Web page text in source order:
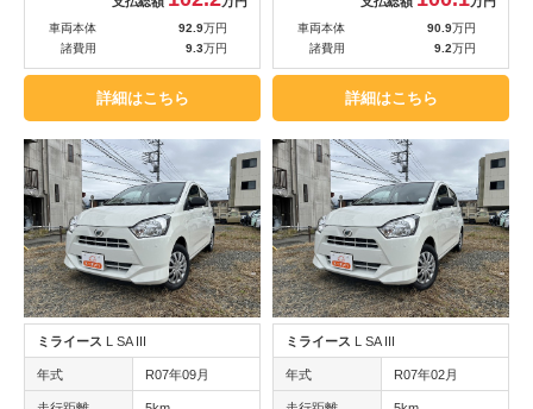
車両本体 92.9万円
諸費用
9.3万円
詳細はこちら
車両本体 90.9万円
諸費用
9.2万円
詳細はこちら
ミライース L SA III
年式 R07年09月
ミライース L SA III
年式 R07年02月